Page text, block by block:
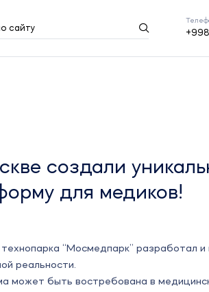
сайту
создали
для медиков!
“Мосмедпарк” разработал
реальности.
может быть востребована в